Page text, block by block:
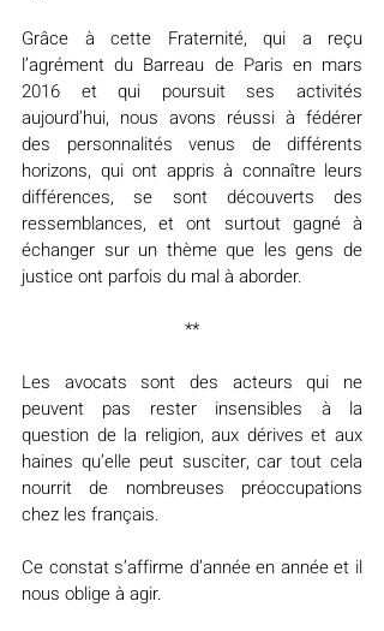
Grâce à cette Fraternité, qui a reçu
l’agrément du Barreau de Paris en mars
2016 et qui poursuit ses activités
aujourd’hui, nous avons réussi à fédérer
des personnalités venus de différents
horizons, qui ont appris à connaître leurs
différences, se sont découverts des
ressemblances, et ont surtout gagné à
échanger sur un thème que les gens de
justice ont parfois du mal à aborder.
**
Les avocats sont des acteurs qui ne
peuvent pas rester insensibles à la
question de la religion, aux dérives et aux
haines qu’elle peut susciter, car tout cela
nourrit de nombreuses préoccupations
chez les français.
Ce constat s’affirme d’année en année et il
nous oblige à agir.